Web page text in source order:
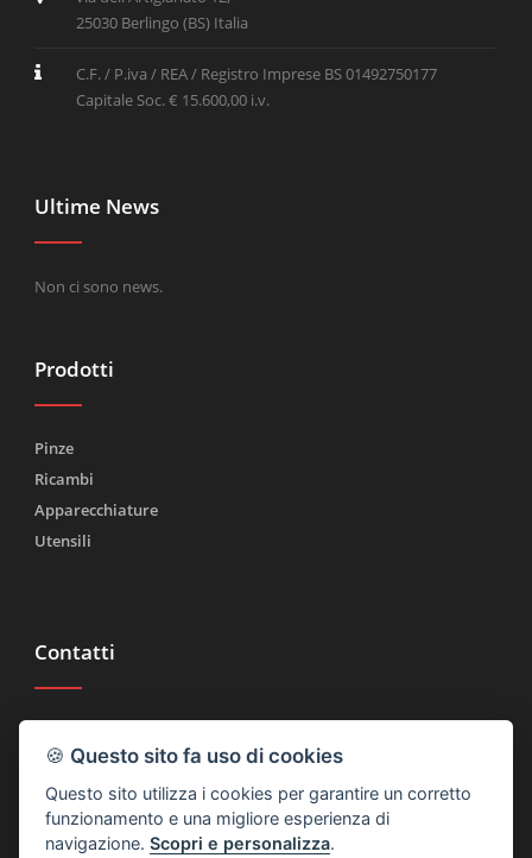
25030 Berlingo (BS) Italia
C.F. / P.iva / REA / Registro Imprese BS 01492750177
Capitale Soc. € 15.600,00 i.v.
Ultime News
Non ci sono news.
Prodotti
Pinze
Ricambi
Apparecchiature
Utensili
Contatti
Fax (+39) 030 2753090
info@rtmricambi.com
🍪 Questo sito fa uso di cookies
Questo sito utilizza i cookies per garantire un corretto
funzionamento e una migliore esperienza di
navigazione.Scopri e personalizza.